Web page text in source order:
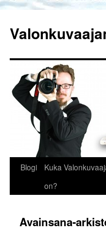
Blogi
Kuka
on?
Avainsana-